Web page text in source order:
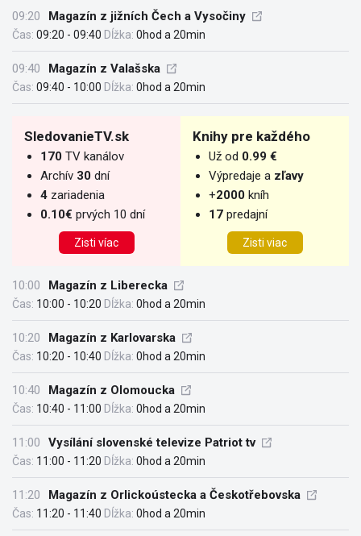
09:20 Magazín z jižních Čech a Vysočiny
Čas: 09:20 - 09:40 Dĺžka: 0hod a 20min
09:40 Magazín z Valašska
Čas: 09:40 - 10:00 Dĺžka: 0hod a 20min
SledovanieTV.sk
170 TV kanálov
Archív 30 dní
4 zariadenia
0.10€ prvých 10 dní
Zisti víac
Knihy pre každého
Už od 0.99 €
Výpredaje a zľavy
+2000 kníh
17 predajní
Zisti viac
10:00 Magazín z Liberecka
Čas: 10:00 - 10:20 Dĺžka: 0hod a 20min
10:20 Magazín z Karlovarska
Čas: 10:20 - 10:40 Dĺžka: 0hod a 20min
10:40 Magazín z Olomoucka
Čas: 10:40 - 11:00 Dĺžka: 0hod a 20min
11:00 Vysílání slovenské televize Patriot tv
Čas: 11:00 - 11:20 Dĺžka: 0hod a 20min
11:20 Magazín z Orlickoústecka a Českotřebovska
Čas: 11:20 - 11:40 Dĺžka: 0hod a 20min